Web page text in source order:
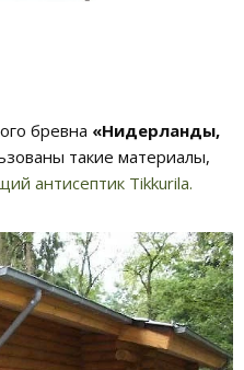
бревна «Нидерланды,
такие материалы,
антисептик Tikkurila.